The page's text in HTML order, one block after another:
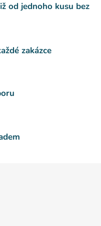
od jednoho kusu bez
zakázce